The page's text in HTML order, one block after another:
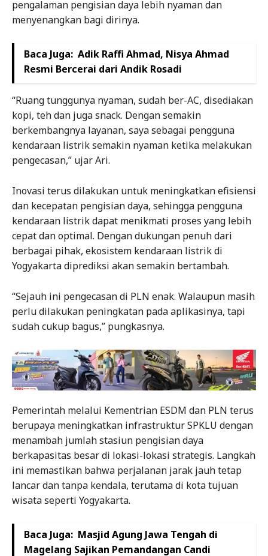
pengalaman pengisian daya lebih nyaman dan
menyenangkan bagi dirinya.
Baca Juga: Adik Raffi Ahmad, Nisya Ahmad
Resmi Bercerai dari Andik Rosadi
“Ruang tunggunya nyaman, sudah ber-AC, disediakan
kopi, teh dan juga snack. Dengan semakin
berkembangnya layanan, saya sebagai pengguna
kendaraan listrik semakin nyaman ketika melakukan
pengecasan,” ujar Ari.
Inovasi terus dilakukan untuk meningkatkan efisiensi
dan kecepatan pengisian daya, sehingga pengguna
kendaraan listrik dapat menikmati proses yang lebih
cepat dan optimal. Dengan dukungan penuh dari
berbagai pihak, ekosistem kendaraan listrik di
Yogyakarta diprediksi akan semakin bertambah.
“Sejauh ini pengecasan di PLN enak. Walaupun masih
perlu dilakukan peningkatan pada aplikasinya, tapi
sudah cukup bagus,” pungkasnya.
Pemerintah melalui Kementrian ESDM dan PLN terus
berupaya meningkatkan infrastruktur SPKLU dengan
menambah jumlah stasiun pengisian daya
berkapasitas besar di lokasi-lokasi strategis. Langkah
ini memastikan bahwa perjalanan jarak jauh tetap
lancar dan tanpa kendala, terutama di kota tujuan
wisata seperti Yogyakarta.
Baca Juga: Masjid Agung Jawa Tengah di
Magelang Sajikan Pemandangan Candi